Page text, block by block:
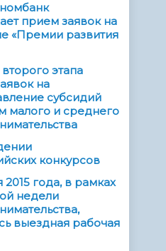
прием заявок на
«Премии развития
этапа
на
субсидий
малого и среднего
конкурсов
2015 года, в рамках
недели
выездная рабочая